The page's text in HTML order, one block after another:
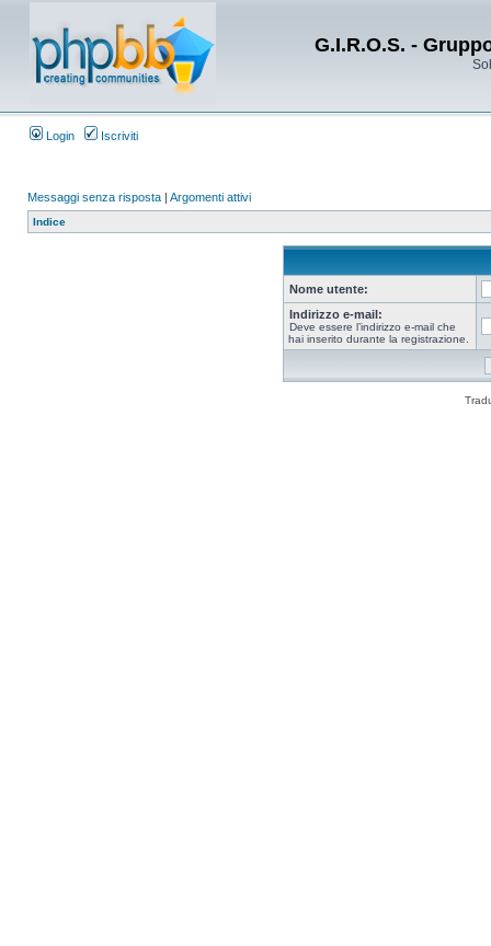
G.I.R.O.S. -
Login Iscriviti
Messaggi senza risposta | Argomenti attivi
Indice
Nome utente:
Indirizzo e-mail:
Deve essere l’indirizzo e-mail che
hai inserito durante la registrazione.